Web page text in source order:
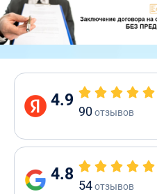
4.9
90отзывов
4.8
54отзывов